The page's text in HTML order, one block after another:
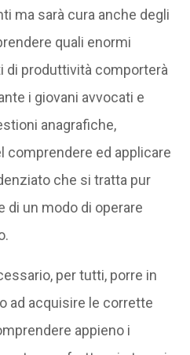
ma sarà cura anche degli
quali enormi
produttività comporterà
i giovani avvocati e
anagrafiche,
comprendere ed applicare
che si tratta pur
di un modo di operare
per tutti, porre in
ad acquisire le corrette
appieno i